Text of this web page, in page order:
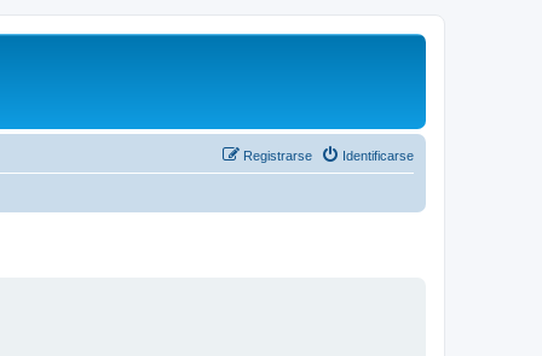
Identificarse
Registrarse